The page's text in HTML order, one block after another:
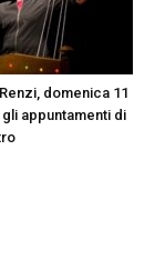
domenica 11
appuntamenti di